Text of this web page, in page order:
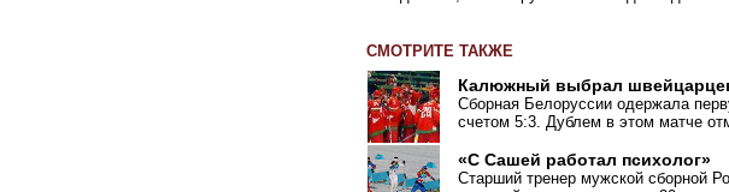
СМОТРИТЕ ТАКЖЕ
Калюжный выбрал
Сборная Белоруссии одержала
счетом 5:3. Дублем в этом матче
«С Сашей работал психолог»
Старший тренер мужской сборной